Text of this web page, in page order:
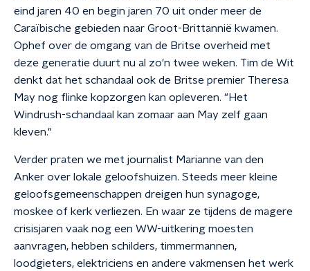
eind jaren 40 en begin jaren 70 uit onder meer de
Caraïbische gebieden naar Groot-Brittannië kwamen.
Ophef over de omgang van de Britse overheid met
deze generatie duurt nu al zo'n twee weken. Tim de Wit
denkt dat het schandaal ook de Britse premier Theresa
May nog flinke kopzorgen kan opleveren. "Het
Windrush-schandaal kan zomaar aan May zelf gaan
kleven."
Verder praten we met journalist Marianne van den
Anker over lokale geloofshuizen. Steeds meer kleine
geloofsgemeenschappen dreigen hun synagoge,
moskee of kerk verliezen. En waar ze tijdens de magere
crisisjaren vaak nog een WW-uitkering moesten
aanvragen, hebben schilders, timmermannen,
loodgieters, elektriciens en andere vakmensen het werk